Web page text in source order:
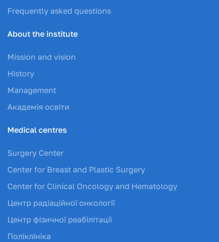
Frequently asked questions
About the institute
Mission and vision
History
Management
Академія освіти
Medical centres
Surgery Center
Center for Breast and Plastic Surgery
Center for Clinical Oncology and Hematology
Центр радіаційної онкології
Центр фізичної реабілітації
Поліклініка